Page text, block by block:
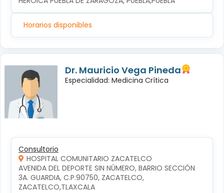
Horarios disponibles
Dr. Mauricio Vega Pineda
Especialidad: Medicina Crítica
Consultorio
HOSPITAL COMUNITARIO ZACATELCO
AVENIDA DEL DEPORTE SIN NÚMERO, BARRIO SECCIÓN
3A. GUARDIA, C.P.90750, ZACATELCO,
ZACATELCO,TLAXCALA